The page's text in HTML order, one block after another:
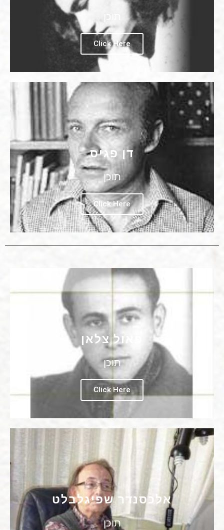
Click Here
דן פגיס
תוכן
Click Here
פאול צלאן
תוכן
Click Here
אלכסנדר שפיגלבלט
תוכן